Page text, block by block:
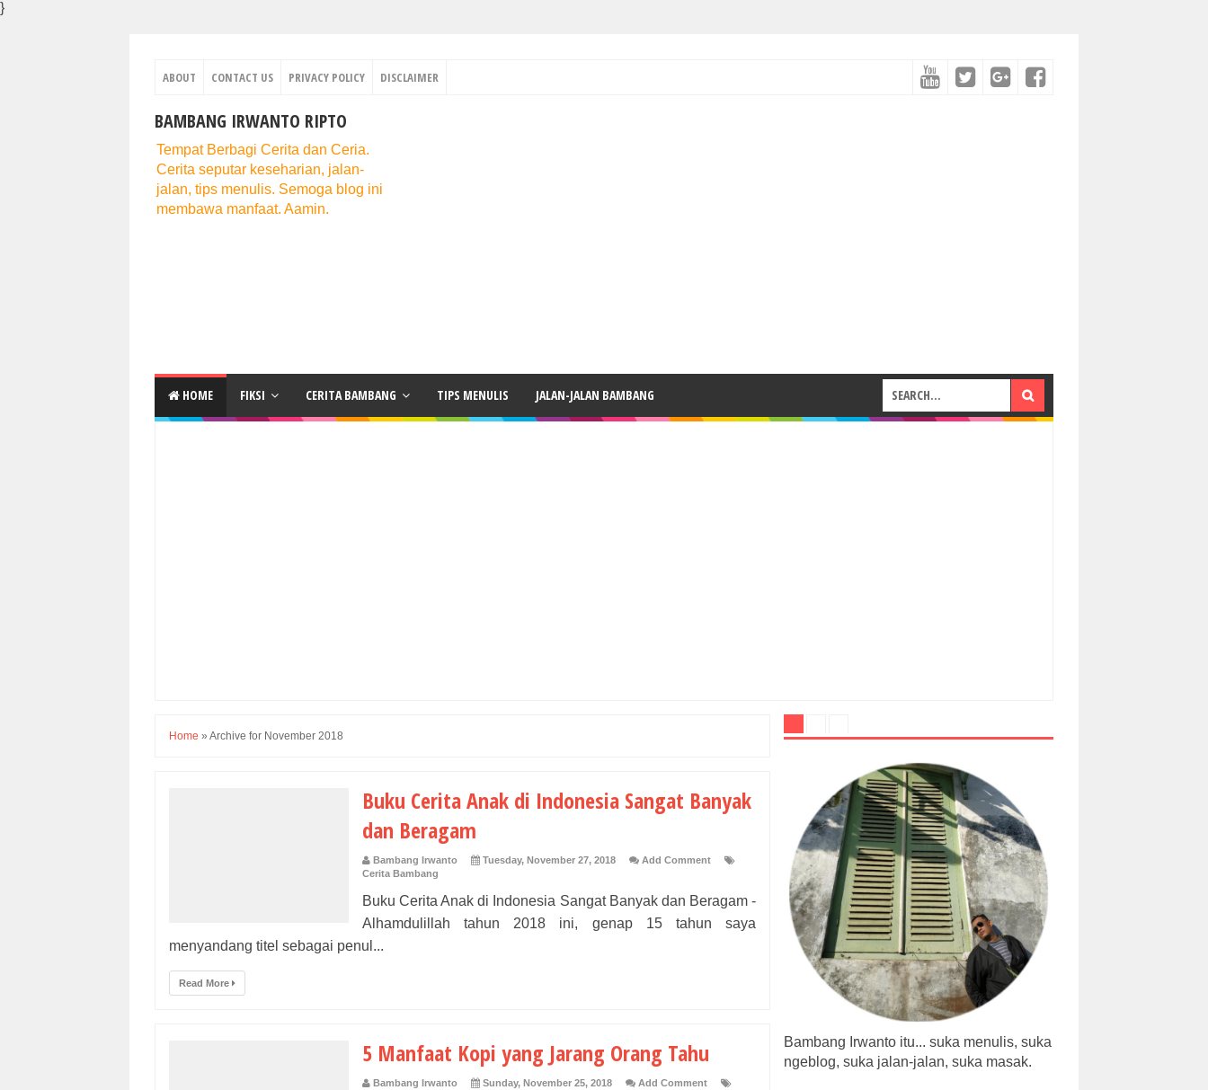
}
ABOUT CONTACT US PRIVACY POLICY DISCLAIMER
BAMBANG IRWANTO RIPTO
Tempat Berbagi Cerita dan Ceria.
Cerita seputar keseharian, jalan-
jalan, tips menulis. Semoga blog ini
membawa manfaat. Aamin.
HOME FIKSI CERITA BAMBANG TIPS MENULIS JALAN-JALAN BAMBANG
Home » Archive for November 2018
Buku Cerita Anak di Indonesia Sangat Banyak
dan Beragam
Bambang Irwanto Tuesday, November 27, 2018
Add Comment
Cerita Bambang
Buku Cerita Anak di Indonesia Sangat Banyak dan Beragam -
Alhamdulillah tahun 2018 ini, genap 15 tahun saya
menyandang titel sebagai penul...
Read More
5 Manfaat Kopi yang Jarang Orang Tahu
Bambang Irwanto Sunday, November 25, 2018
Add Comment
Bambang Irwanto itu... suka menulis, suka
ngeblog, suka jalan-jalan, suka masak.